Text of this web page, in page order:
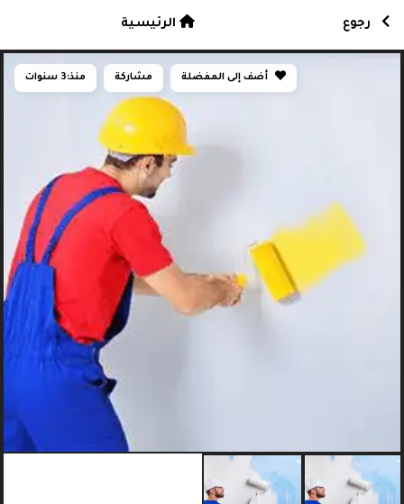
أضف إلى المفضلة مشاركة منذ:3 سنوات
رجوع الرئيسية